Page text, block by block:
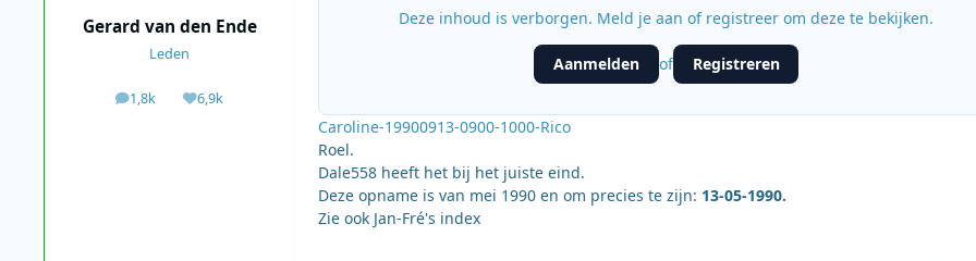
Gerard van den Ende
Leden
1,8k
berichten6,9k
Waardering
Deze inhoud is verborgen. Meld je aan of registreer om deze te bekijken.
Aanmelden of Registreren
Caroline-19900913-0900-1000-Rico
Roel.
Dale558 heeft het bij het juiste eind.
Deze opname is van mei 1990 en om precies te zijn: 13-05-1990.
Zie ook Jan-Fré's index